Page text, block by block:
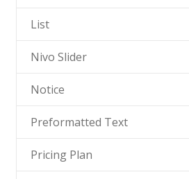
List
Nivo Slider
Notice
Preformatted Text
Pricing Plan